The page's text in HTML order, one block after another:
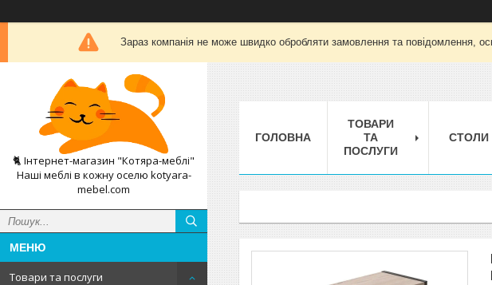
Зараз компанія не може швидко обробляти замовлення та повідомлення,
🐈 Інтернет-магазин "Котяра-меблі"
Наші меблі в кожну оселю kotyara-
mebel.com
Товари та послуги
ГОЛОВНА
ТОВАРИ
ТА
ПОСЛУГИ
СТОЛИ